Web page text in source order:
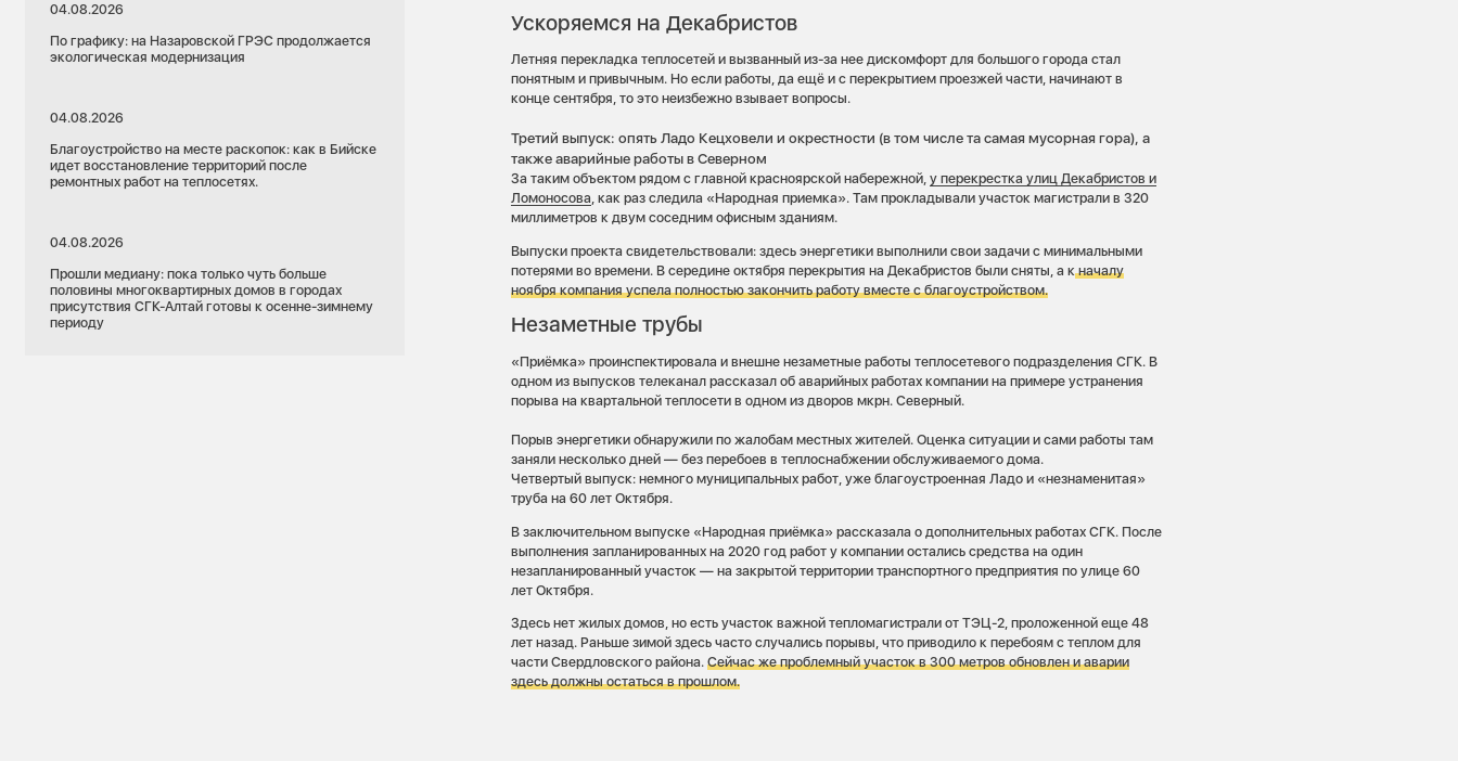
04.08.2026
По графику: на Назаровской ГРЭС продолжается
экологическая модернизация
04.08.2026
Благоустройство на месте раскопок: как в Бийске
идет восстановление территорий после
ремонтных работ на теплосетях.
04.08.2026
Прошли медиану: пока только чуть больше
половины многоквартирных домов в городах
присутствия СГК-Алтай готовы к осенне-зимнему
периоду
Ускоряемся на Декабристов
Летняя перекладка теплосетей и вызванный из-за нее дискомфорт для большого города стал
понятным и привычным. Но если работы, да ещё и с перекрытием проезжей части, начинают в
конце сентября, то это неизбежно взывает вопросы.
Третий выпуск: опять Ладо Кецховели и окрестности (в том числе та самая мусорная гора), а
также аварийные работы в Северном
За таким объектом рядом с главной красноярской набережной,у перекрестка улиц Декабристов и
Ломоносова, как раз следила «Народная приемка». Там прокладывали участок магистрали в 320
миллиметров к двум соседним офисным зданиям.
Выпуски проекта свидетельствовали: здесь энергетики выполнили свои задачи с минимальными
потерями во времени. В середине октября перекрытия на Декабристов были сняты, а кначалу
ноября компания успела полностью закончить работу вместе с благоустройством.
Незаметные трубы
«Приёмка» проинспектировала и внешне незаметные работы теплосетевого подразделения СГК. В
одном из выпусков телеканал рассказал об аварийных работах компании на примере устранения
порыва на квартальной теплосети в одном из дворов мкрн. Северный.
Порыв энергетики обнаружили по жалобам местных жителей. Оценка ситуации и сами работы там
заняли несколько дней — без перебоев в теплоснабжении обслуживаемого дома.
Четвертый выпуск: немного муниципальных работ, уже благоустроенная Ладо и «незнаменитая»
труба на 60 лет Октября.
В заключительном выпуске «Народная приёмка» рассказала о дополнительных работах СГК. После
выполнения запланированных на 2020 год работ у компании остались средства на один
незапланированный участок — на закрытой территории транспортного предприятия по улице 60
лет Октября.
Здесь нет жилых домов, но есть участок важной тепломагистрали от ТЭЦ-2, проложенной еще 48
лет назад. Раньше зимой здесь часто случались порывы, что приводило к перебоям с теплом для
части Свердловского района.Сейчас же проблемный участок в 300 метров обновлен и аварии
здесь должны остаться в прошлом.